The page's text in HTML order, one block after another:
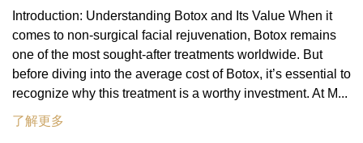
Introduction: Understanding Botox and Its Value When it
comes to non-surgical facial rejuvenation, Botox remains
one of the most sought-after treatments worldwide. But
before diving into the average cost of Botox, it’s essential to
recognize why this treatment is a worthy investment. At M...
了解更多